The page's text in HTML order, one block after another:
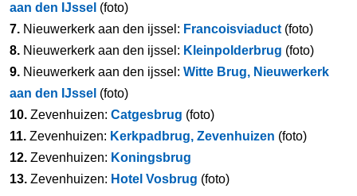
aan den IJssel (foto)
7. Nieuwerkerk aan den ijssel: Francoisviaduct (foto)
8. Nieuwerkerk aan den ijssel: Kleinpolderbrug (foto)
9. Nieuwerkerk aan den ijssel: Witte Brug, Nieuwerkerk
aan den IJssel (foto)
10. Zevenhuizen: Catgesbrug (foto)
11. Zevenhuizen: Kerkpadbrug, Zevenhuizen (foto)
12. Zevenhuizen: Koningsbrug
13. Zevenhuizen: Hotel Vosbrug (foto)